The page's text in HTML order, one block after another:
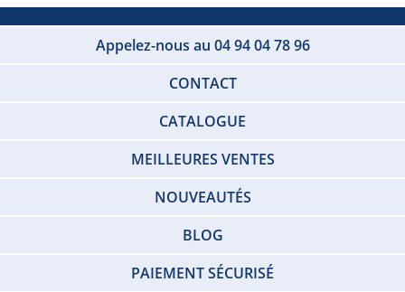
Appelez-nous au 04 94 04 78 96
CONTACT
CATALOGUE
MEILLEURES VENTES
NOUVEAUTÉS
BLOG
PAIEMENT SÉCURISÉ